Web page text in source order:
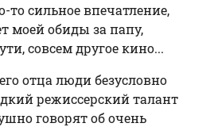
то сильное впечатление,
моей обиды за папу,
совсем другое кино...
отца люди безус­ловно
режиссерский талант
говорят об очень